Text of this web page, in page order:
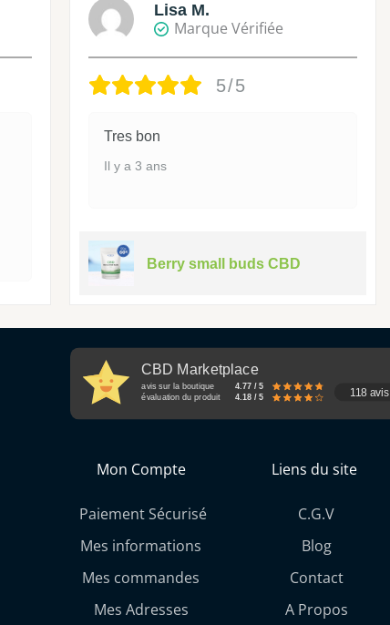
Lisa M.
Marque Vérifiée
5/5
Tres bon
Il y a 3 ans
Berry small buds CBD
CBD Marketplace
avis sur la boutique
4.77 / 5
évaluation du produit
4.18 / 5 118 avis
Mon Compte
Paiement Sécurisé
Mes informations
Mes commandes
Mes Adresses
Liens du site
C.G.V
Blog
Contact
A Propos